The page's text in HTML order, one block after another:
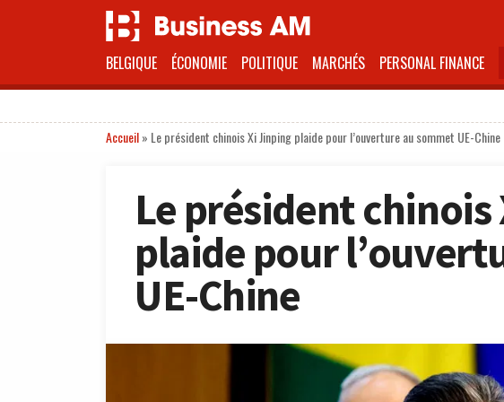
BELGIQUE ÉCONOMIE POLITIQUE MARCHÉS PERSONAL FINANCE
Accueil» Le président chinois Xi Jinping plaide pour l’ouverture au sommet UE-Chine
Le président
plaide pour
UE-Chine